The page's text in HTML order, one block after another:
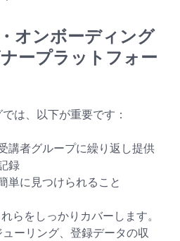
オンボーディング
ープラットフォー
は、以下が重要です：
講者グループに繰り返し提供
録
単に見つけられること
らをしっかりカバーします。
ーリング、登録データの収